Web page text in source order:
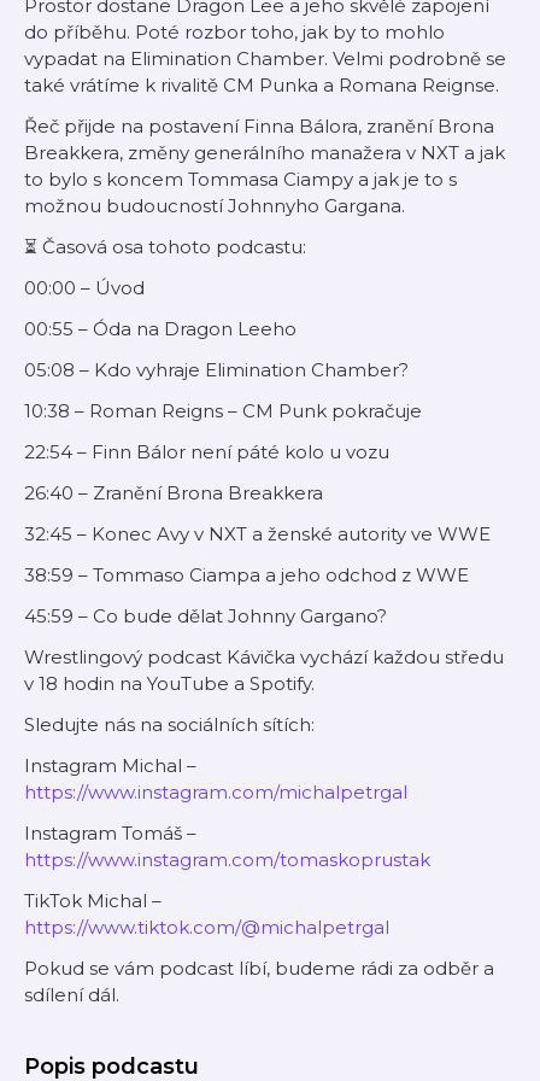
Prostor dostane Dragon Lee a jeho skvělé zapojení
do příběhu. Poté rozbor toho, jak by to mohlo
vypadat na Elimination Chamber. Velmi podrobně se
také vrátíme k rivalitě CM Punka a Romana Reignse.
Řeč přijde na postavení Finna Bálora, zranění Brona
Breakkera, změny generálního manažera v NXT a jak
to bylo s koncem Tommasa Ciampy a jak je to s
možnou budoucností Johnnyho Gargana.
⏳ Časová osa tohoto podcastu:
00:00 – Úvod
00:55 – Óda na Dragon Leeho
05:08 – Kdo vyhraje Elimination Chamber?
10:38 – Roman Reigns – CM Punk pokračuje
22:54 – Finn Bálor není páté kolo u vozu
26:40 – Zranění Brona Breakkera
32:45 – Konec Avy v NXT a ženské autority ve WWE
38:59 – Tommaso Ciampa a jeho odchod z WWE
45:59 – Co bude dělat Johnny Gargano?
Wrestlingový podcast Kávička vychází každou středu
v 18 hodin na YouTube a Spotify.
Sledujte nás na sociálních sítích:
Instagram Michal –
https://www.instagram.com/michalpetrgal
Instagram Tomáš –
https://www.instagram.com/tomaskoprustak
TikTok Michal –
https://www.tiktok.com/@michalpetrgal
Pokud se vám podcast líbí, budeme rádi za odběr a
sdílení dál.
Popis podcastu